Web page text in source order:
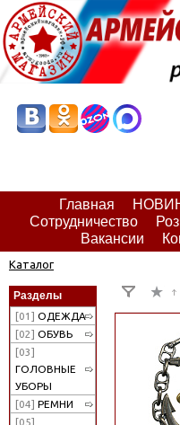
Главная
Сотрудничество
Вакансии
Каталог
Разделы
[01] ОДЕЖДА
[02] ОБУВЬ
[03]
ГОЛОВНЫЕ
УБОРЫ
[04] РЕМНИ
[05]